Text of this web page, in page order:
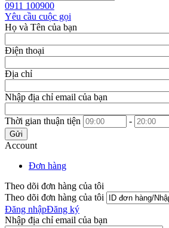
0911 100900
Yêu cầu cuộc gọi
Họ và Tên của bạn
Điện thoại
Địa chỉ
Nhập địa chỉ email của bạn
Thời gian thuận tiện -
Gửi
Account
Đơn hàng
Theo dõi đơn hàng của tôi
Theo dõi đơn hàng của tôi
Đăng nhậpĐăng ký
Nhập địa chỉ email của bạn